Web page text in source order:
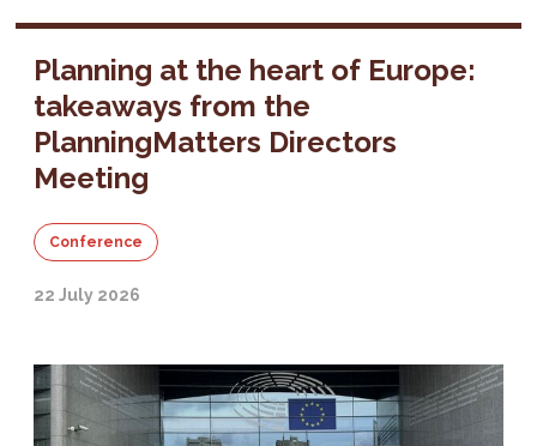
Planning at the heart of Europe:
takeaways from the
PlanningMatters Directors
Meeting
Conference
22 July 2026